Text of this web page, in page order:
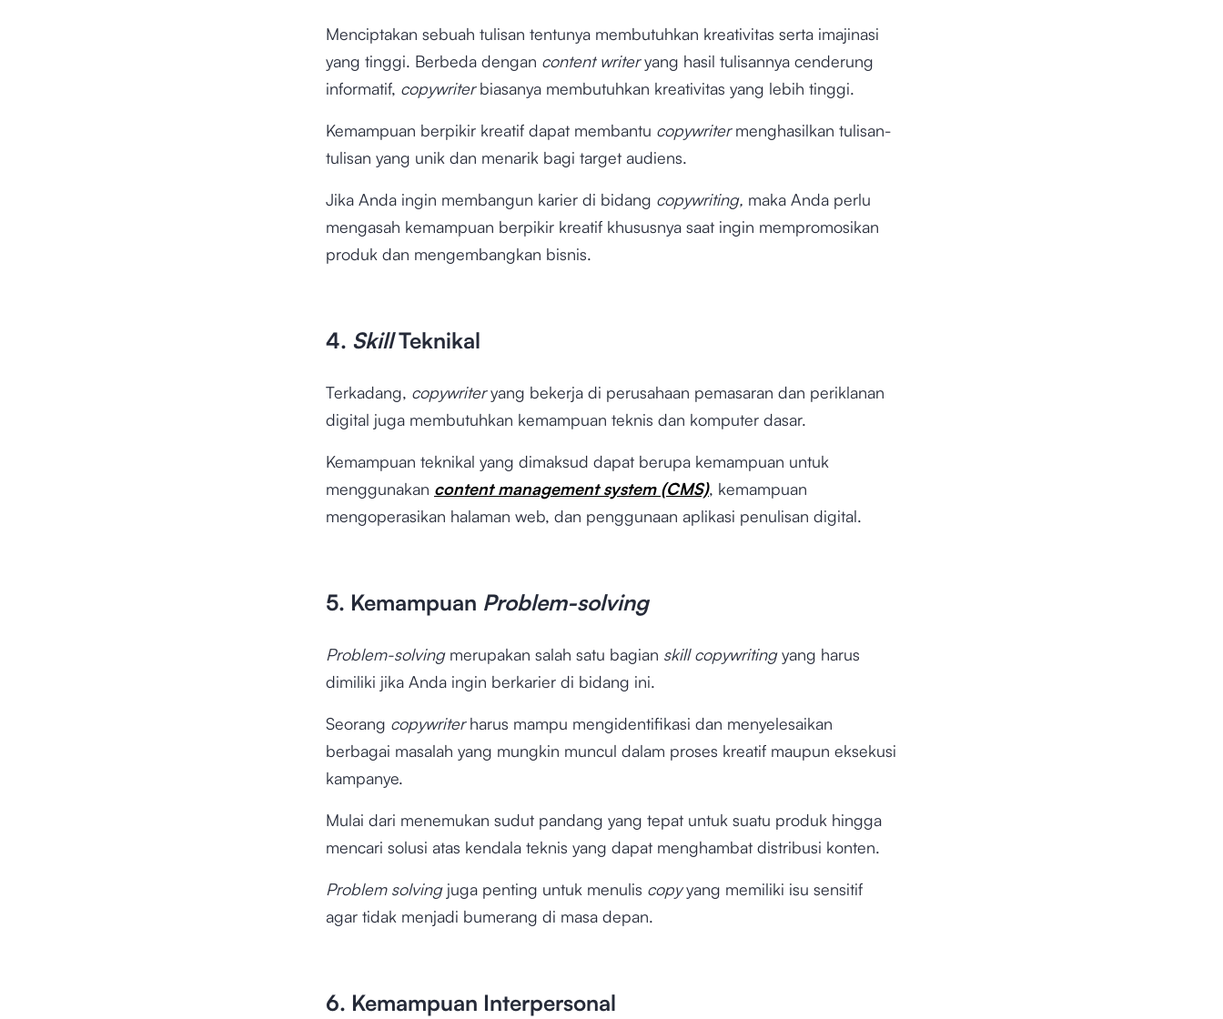
Menciptakan sebuah tulisan tentunya membutuhkan kreativitas serta imajinasi
yang tinggi. Berbeda dengan content writeryang hasil tulisannya cenderung
informatif, copywriterbiasanya membutuhkan kreativitas yang lebih tinggi.
Kemampuan berpikir kreatif dapat membantu copywritermenghasilkan tulisan-
tulisan yang unik dan menarik bagi target audiens.
Jika Anda ingin membangun karier di bidang copywriting, maka Anda perlu
mengasah kemampuan berpikir kreatif khususnya saat ingin mempromosikan
produk dan mengembangkan bisnis.
4. SkillTeknikal
Terkadang, copywriteryang bekerja di perusahaan pemasaran dan periklanan
digital juga membutuhkan kemampuan teknis dan komputer dasar.
Kemampuan teknikal yang dimaksud dapat berupa kemampuan untuk
menggunakan content management system (CMS), kemampuan
mengoperasikan halaman web, dan penggunaan aplikasi penulisan digital.
5. Kemampuan Problem-solving
Problem-solvingmerupakan salah satu bagian skill copywritingyang harus
dimiliki jika Anda ingin berkarier di bidang ini.
Seorang copywriterharus mampu mengidentifikasi dan menyelesaikan
berbagai masalah yang mungkin muncul dalam proses kreatif maupun eksekusi
kampanye.
Mulai dari menemukan sudut pandang yang tepat untuk suatu produk hingga
mencari solusi atas kendala teknis yang dapat menghambat distribusi konten.
Problem solvingjuga penting untuk menulis copyyang memiliki isu sensitif
agar tidak menjadi bumerang di masa depan.
6. Kemampuan Interpersonal